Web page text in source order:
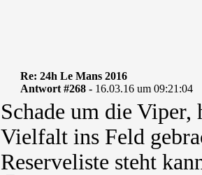
Re: 24h Le Mans 2016
Antwort #268 - 16.03.16 um 09:21:04
Schade um die
Vielfalt ins Feld
Reserveliste steht